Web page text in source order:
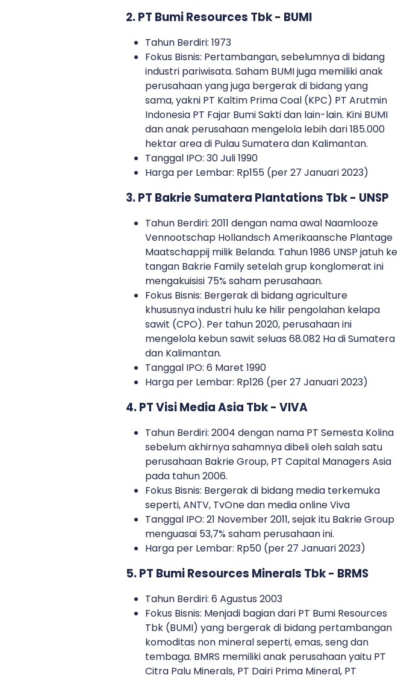
2. PT Bumi Resources Tbk - BUMI
Tahun Berdiri: 1973
Fokus Bisnis: Pertambangan, sebelumnya di bidang
industri pariwisata. Saham BUMI juga memiliki anak
perusahaan yang juga bergerak di bidang yang
sama, yakni PT Kaltim Prima Coal (KPC) PT Arutmin
Indonesia PT Fajar Bumi Sakti dan lain-lain. Kini BUMI
dan anak perusahaan mengelola lebih dari 185.000
hektar area di Pulau Sumatera dan Kalimantan.
Tanggal IPO: 30 Juli 1990
Harga per Lembar: Rp155 (per 27 Januari 2023)
3. PT Bakrie Sumatera Plantations Tbk - UNSP
Tahun Berdiri: 2011 dengan nama awal Naamlooze
Vennootschap Hollandsch Amerikaansche Plantage
Maatschappij milik Belanda. Tahun 1986 UNSP jatuh ke
tangan Bakrie Family setelah grup konglomerat ini
mengakuisisi 75% saham perusahaan.
Fokus Bisnis: Bergerak di bidang agriculture
khususnya industri hulu ke hilir pengolahan kelapa
sawit (CPO). Per tahun 2020, perusahaan ini
mengelola kebun sawit seluas 68.082 Ha di Sumatera
dan Kalimantan.
Tanggal IPO: 6 Maret 1990
Harga per Lembar: Rp126 (per 27 Januari 2023)
4. PT Visi Media Asia Tbk - VIVA
Tahun Berdiri: 2004 dengan nama PT Semesta Kolina
sebelum akhirnya sahamnya dibeli oleh salah satu
perusahaan Bakrie Group, PT Capital Managers Asia
pada tahun 2006.
Fokus Bisnis: Bergerak di bidang media terkemuka
seperti, ANTV, TvOne dan media online Viva
Tanggal IPO: 21 November 2011, sejak itu Bakrie Group
menguasai 53,7% saham perusahaan ini.
Harga per Lembar: Rp50 (per 27 Januari 2023)
5. PT Bumi Resources Minerals Tbk - BRMS
Tahun Berdiri: 6 Agustus 2003
Fokus Bisnis: Menjadi bagian dari PT Bumi Resources
Tbk (BUMI) yang bergerak di bidang pertambangan
komoditas non mineral seperti, emas, seng dan
tembaga. BMRS memiliki anak perusahaan yaitu PT
Citra Palu Minerals, PT Dairi Prima Mineral, PT